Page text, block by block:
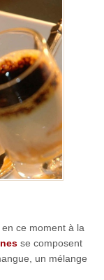
ce moment à la
se composent
un mélange